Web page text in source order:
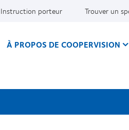
Instruction porteur Trouver un
À PROPOS DE COOPERVISION